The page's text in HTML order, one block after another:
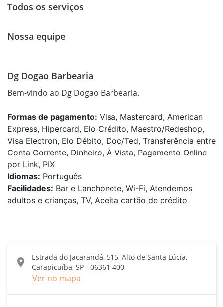
Todos os serviços
Nossa equipe
Dg Dogao Barbearia
Bem-vindo ao Dg Dogao Barbearia.
Formas de pagamento: Visa, Mastercard, American
Express, Hipercard, Elo Crédito, Maestro/Redeshop,
Visa Electron, Elo Débito, Doc/Ted, Transferência entre
Conta Corrente, Dinheiro, À Vista, Pagamento Online
por Link, PIX
Idiomas: Português
Facilidades: Bar e Lanchonete, Wi-Fi, Atendemos
adultos e crianças, TV, Aceita cartão de crédito
location_on
Estrada do Jacarandá, 515, Alto de Santa Lúcia,
Carapicuíba, SP - 06361-400
Ver no mapa